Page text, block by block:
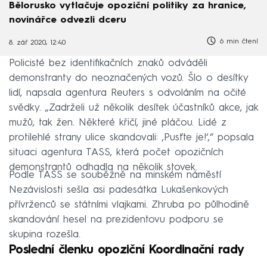
Bělorusko vytlačuje opoziční politiky za hranice,
novinářce odvezli dceru
8. zář 2020, 12:40 6 min čtení
Policisté bez identifikačních znaků odváděli
demonstranty do neoznačených vozů. Šlo o desítky
lidí, napsala agentura Reuters s odvoláním na očité
svědky. „Zadrželi už několik desítek účastníků akce, jak
mužů, tak žen. Některé křičí, jiné pláčou. Lidé z
protilehlé strany ulice skandovali: ‚Pusťte je!‘,“ popsala
situaci agentura TASS, která počet opozičních
demonstrantů odhadla na několik stovek.
Podle TASS se souběžně na minském náměstí
Nezávislosti sešla asi padesátka Lukašenkových
přívrženců se státními vlajkami. Zhruba po půlhodině
skandování hesel na prezidentovu podporu se
skupina rozešla.
Poslední členku opoziční Koordinační rady